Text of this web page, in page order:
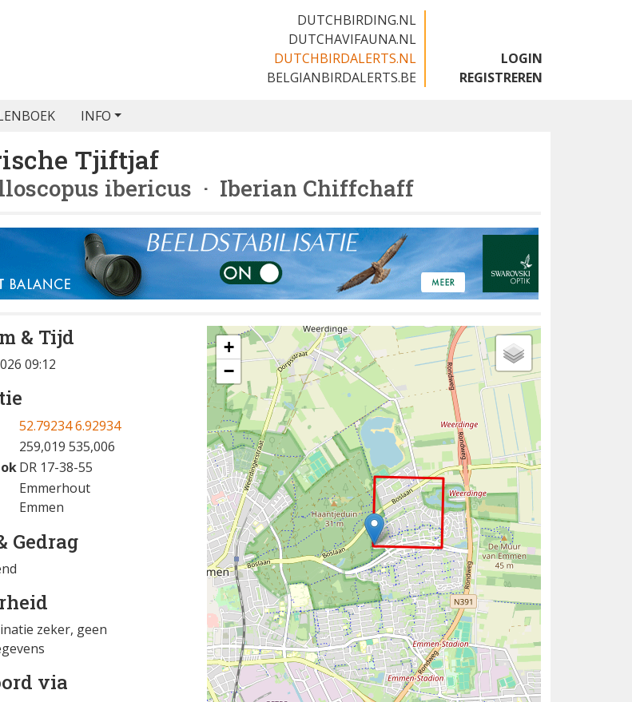
DUTCHBIRDING.NL
DUTCHAVIFAUNA.NL
DUTCHBIRDALERTS.NL
BELGIANBIRDALERTS.BE
LOGIN
REGISTREREN
INFO
Tjiftjaf
ibericus · Iberian Chiffchaff
& Tijd
09:12
52.79234 6.92934
259,019 535,006
DR 17-38-55
Emmerhout
Emmen
Gedrag
zeker, geen
via
+
−